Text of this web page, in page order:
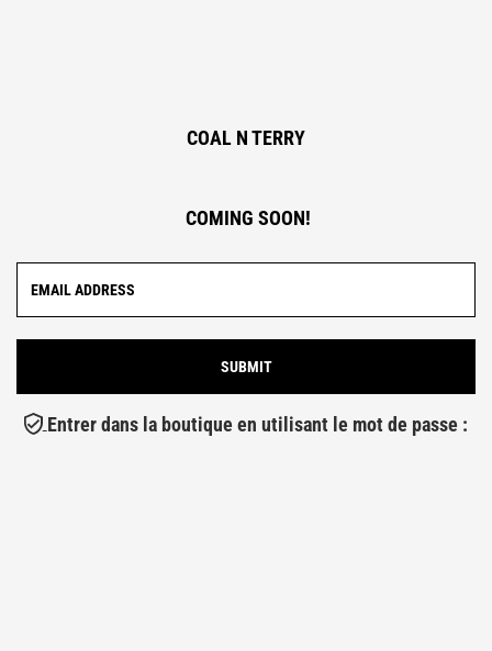
COAL N TERRY
COMING SOON!
Entrer dans la boutique en utilisant le mot de passe :